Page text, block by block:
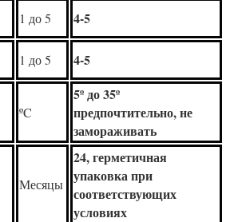
1 до 5 4-5
1 до 5 4-5
ºC
5º до 35º
предпочтительно, не
замораживать
Месяцы
24, герметичная
упаковка при
соответствующих
условиях